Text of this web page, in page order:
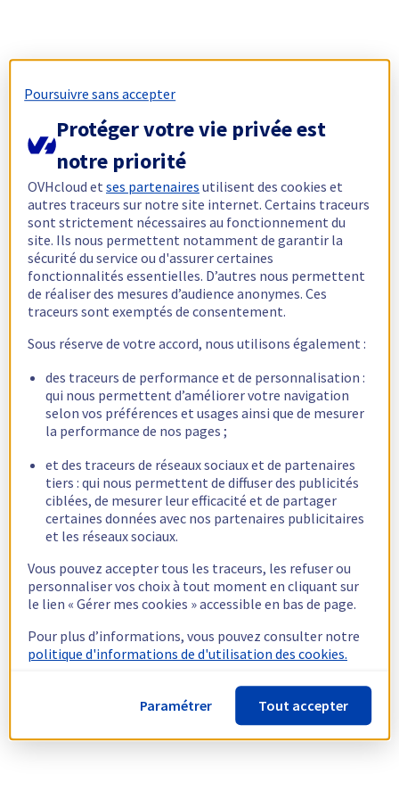
Poursuivre sans accepter
Protéger votre vie privée est
notre priorité
OVHcloud etses partenaires utilisent des cookies et
autres traceurs sur notre site internet. Certains traceurs
sont strictement nécessaires au fonctionnement du
site. Ils nous permettent notamment de garantir la
sécurité du service ou d'assurer certaines
fonctionnalités essentielles. D’autres nous permettent
de réaliser des mesures d’audience anonymes. Ces
traceurs sont exemptés de consentement.
Sous réserve de votre accord, nous utilisons également :
des traceurs de performance et de personnalisation :
qui nous permettent d’améliorer votre navigation
selon vos préférences et usages ainsi que de mesurer
la performance de nos pages ;
et des traceurs de réseaux sociaux et de partenaires
tiers : qui nous permettent de diffuser des publicités
ciblées, de mesurer leur efficacité et de partager
certaines données avec nos partenaires publicitaires
et les réseaux sociaux.
Vous pouvez accepter tous les traceurs, les refuser ou
personnaliser vos choix à tout moment en cliquant sur
le lien « Gérer mes cookies » accessible en bas de page.
Pour plus d’informations, vous pouvez consulter notre
politique d'informations de d'utilisation des cookies.
Paramétrer Tout accepter